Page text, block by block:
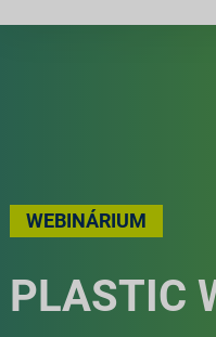
WEBINÁRIUM
PLASTIC